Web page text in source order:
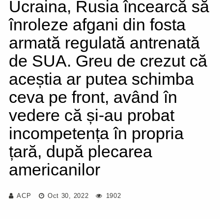
Ucraina, Rusia încearcă să
înroleze afgani din fosta
armată regulată antrenată
de SUA. Greu de crezut că
aceștia ar putea schimba
ceva pe front, având în
vedere că și-au probat
incompetența în propria
țară, după plecarea
americanilor
ACP Oct 30, 2022 1902